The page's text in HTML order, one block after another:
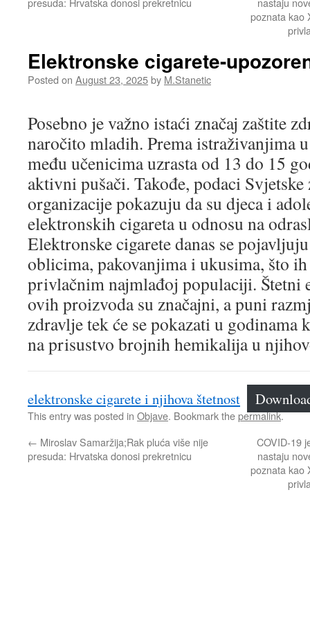
poznata kao
Elektronske cigarete-
Posted on August 23, 2025by M.Stanetic
Posebno je važno istaći značaj zaštite
naročito mladih. Prema istraživanjima
među učenicima uzrasta od 13 do 15
aktivni pušači. Takođe, podaci Svjetske
organizacije pokazuju da su djeca i
elektronskih cigareta u odnosu na
Elektronske cigarete danas se
oblicima, pakovanjima i ukusima, što
privlačnim najmlađoj populaciji. Štetni
ovih proizvoda su značajni, a puni
zdravlje tek će se pokazati u godinama
na prisustvo brojnih hemikalija u
elektronske cigarete i njihova štetnost
This entry was posted in Objave. Bookmark thepermalink.
← Miroslav Samaržija;Rak pluća više nije
presuda: Hrvatska donosi prekretnicu
COVID-19
nastaju
poznata kao